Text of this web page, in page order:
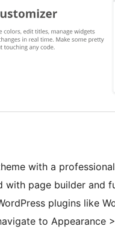
with a
with page builder and
plugins like
to Appearance